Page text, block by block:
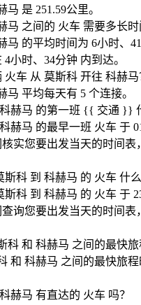
马 是 251.59公里。
马 之间的 火车 需要多长时
马 的平均时间为 6小时、
小时、34分钟 内到达。
车 从 莫斯科 开往 科赫马
马 平均每天有 5 个连接。
赫马 的第一班 {{ 交通 }}
赫马 的最早一班 火车 于
实您要出发当天的时间表
科 到 科赫马 的 火车 什么
科 到 科赫马 的 火车 于
询您要出发当天的时间表
科 和 科赫马 之间的最快旅
和 科赫马 之间的最快旅
赫马 有直达的 火车 吗？